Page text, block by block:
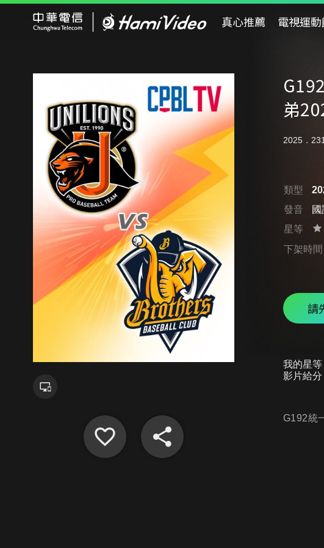
真心推薦 電視運
弟
2025．
類型
發音
國
星等
下架時
請
我的星等
影片給分
G192統